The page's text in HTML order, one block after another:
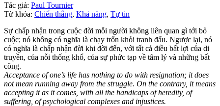
Tác giả: Paul Tournier
Từ khóa: Chiến thắng, Khả năng, Tự tin
Sự chấp nhận trong cuộc đời mỗi người không liên quan gì tới bỏ
cuộc; nó không có nghĩa là chạy trốn khỏi tranh đấu. Ngược lại, nó
có nghĩa là chấp nhận đời khi đời đến, với tất cả điều bất lợi của di
truyền, của nỗi thống khổ, của sự phức tạp về tâm lý và những bất
công.
Acceptance of one’s life has nothing to do with resignation; it does
not mean running away from the struggle. On the contrary, it means
accepting it as it comes, with all the handicaps of heredity, of
suffering, of psychological complexes and injustices.